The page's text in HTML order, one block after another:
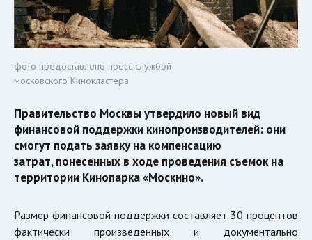
фото предоставлено пресс службой
московского Кинокластера
Правительство Москвы утвердило новый вид
финансовой поддержки кинопроизводителей: они
смогут подать заявку на компенсацию
затрат, понесенных в ходе проведения съемок на
территории Кинопарка «Москино».
Размер финансовой поддержки составляет 30 процентов
фактически произведенных и документально